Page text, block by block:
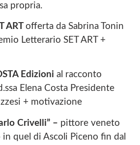
propria.
ART offerta da Sabrina Tonin
Letterario SET ART +
Edizioni al racconto
Elena Costa Presidente
+ motivazione
Crivelli” – pittore veneto
quel di Ascoli Piceno fin dal